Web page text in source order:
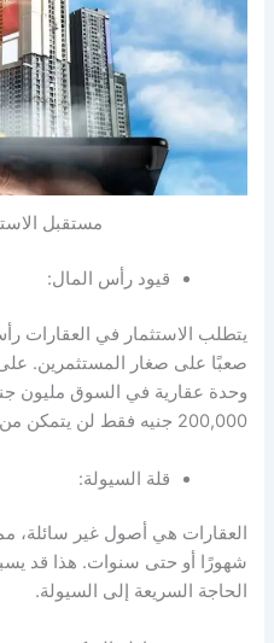
مستقبل
قيود رأس المال:
يتطلب الاستثمار في العقارات
صعبًا على صغار المستثمرين.
وحدة عقارية في السوق مليون
200,000 جنيه فقط لن يتمكن من الدخول إلى السوق.
قلة السيولة:
العقارات هي أصول غير سائلة،
شهورًا أو حتى سنوات. هذا قد
الحاجة السريعة إلى السيولة.